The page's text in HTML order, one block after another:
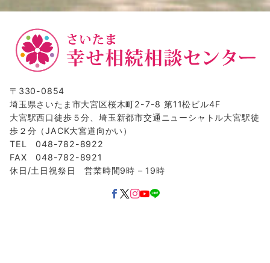
〒330-0854
埼玉県さいたま市大宮区桜木町2-7-8 第11松ビル4F
大宮駅西口徒歩５分、埼玉新都市交通ニューシャトル大宮駅徒
歩２分（JACK大宮道向かい）
TEL 048-782-8922
FAX 048-782-8921
休日/土日祝祭日 営業時間9時 – 19時